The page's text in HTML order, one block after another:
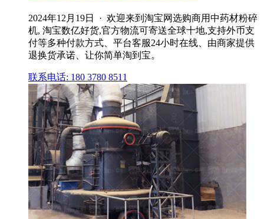
2024年12月19日 · 欢迎来到淘宝网选购商用中药材粉碎
机, 淘宝数亿好货,官方物流可寄送全球十地,支持外币支
付等多种付款方式、平台客服24小时在线、由商家提供
退换货承诺、让你简单淘到宝。
联系电话: 180 3780 8511